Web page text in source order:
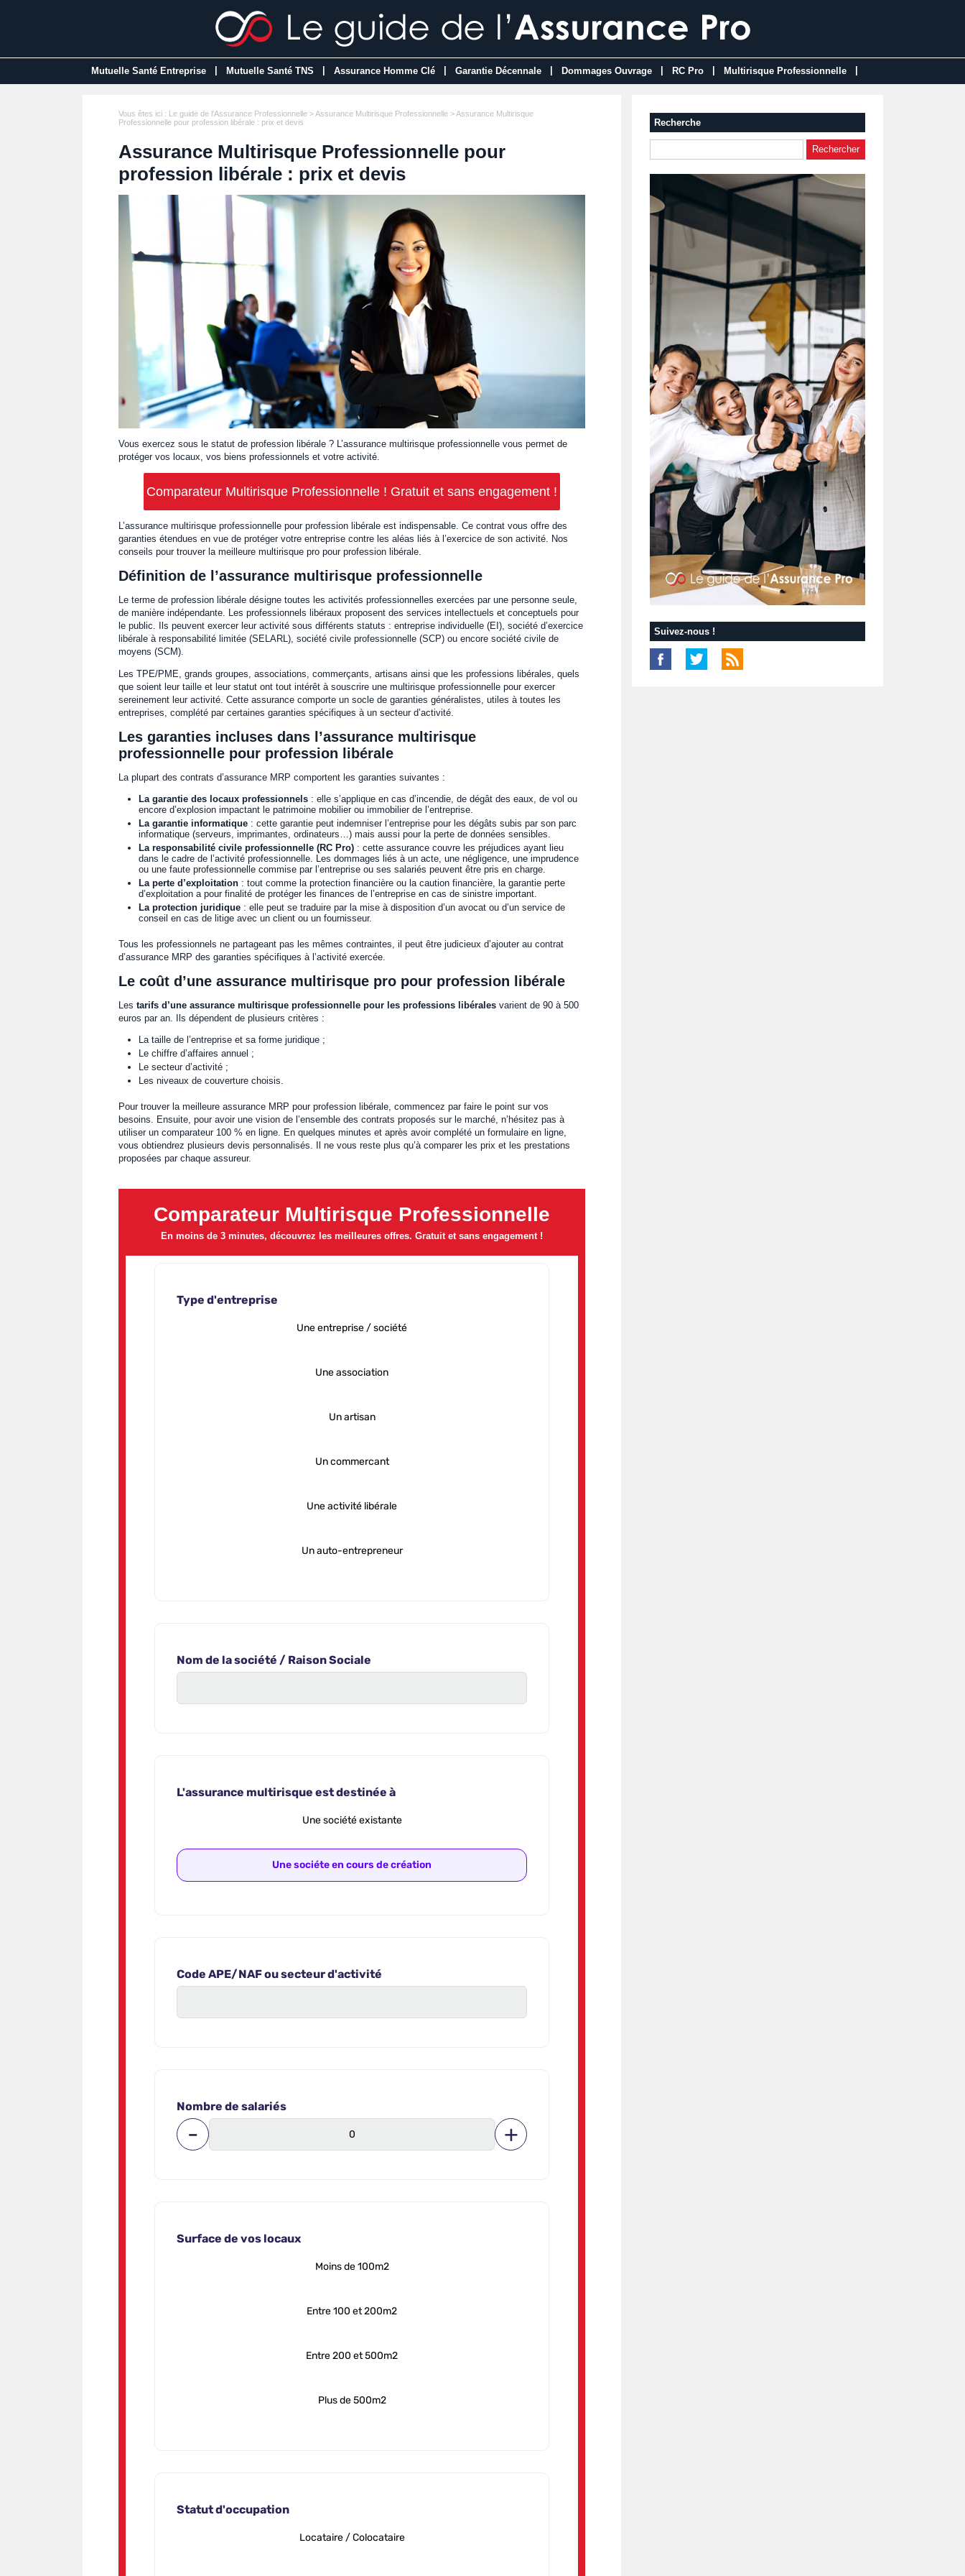
Mutuelle Santé Entreprise Mutuelle Santé TNS Assurance Homme Clé Garantie Décennale Dommages Ouvrage RC Pro Multirisque Professionnelle
Vous êtes ici : Le guide de l'Assurance Professionnelle>Assurance Multirisque Professionnelle> Assurance Multirisque
Professionnelle pour profession libérale : prix et devis
Assurance Multirisque Professionnelle pour
profession libérale : prix et devis
Vous exercez sous le statut de profession libérale ? L’assurance multirisque professionnelle vous permet de
protéger vos locaux, vos biens professionnels et votre activité.
Comparateur Multirisque Professionnelle ! Gratuit et sans engagement !
L’assurance multirisque professionnelle pour profession libérale est indispensable. Ce contrat vous offre des
garanties étendues en vue de protéger votre entreprise contre les aléas liés à l’exercice de son activité. Nos
conseils pour trouver la meilleure multirisque pro pour profession libérale.
Définition de l’assurance multirisque professionnelle
Le terme de profession libérale désigne toutes les activités professionnelles exercées par une personne seule,
de manière indépendante. Les professionnels libéraux proposent des services intellectuels et conceptuels pour
le public. Ils peuvent exercer leur activité sous différents statuts : entreprise individuelle (EI), société d’exercice
libérale à responsabilité limitée (SELARL), société civile professionnelle (SCP) ou encore société civile de
moyens (SCM).
Les TPE/PME, grands groupes, associations, commerçants, artisans ainsi que les professions libérales, quels
que soient leur taille et leur statut ont tout intérêt à souscrire une multirisque professionnelle pour exercer
sereinement leur activité. Cette assurance comporte un socle de garanties généralistes, utiles à toutes les
entreprises, complété par certaines garanties spécifiques à un secteur d’activité.
Les garanties incluses dans l’assurance multirisque
professionnelle pour profession libérale
La plupart des contrats d’assurance MRP comportent les garanties suivantes :
La garantie des locaux professionnels: elle s’applique en cas d’incendie, de dégât des eaux, de vol ou
encore d’explosion impactant le patrimoine mobilier ou immobilier de l’entreprise.
La garantie informatique: cette garantie peut indemniser l’entreprise pour les dégâts subis par son parc
informatique (serveurs, imprimantes, ordinateurs…) mais aussi pour la perte de données sensibles.
La responsabilité civile professionnelle (RC Pro): cette assurance couvre les préjudices ayant lieu
dans le cadre de l’activité professionnelle. Les dommages liés à un acte, une négligence, une imprudence
ou une faute professionnelle commise par l’entreprise ou ses salariés peuvent être pris en charge.
La perte d’exploitation: tout comme la protection financière ou la caution financière, la garantie perte
d’exploitation a pour finalité de protéger les finances de l’entreprise en cas de sinistre important.
La protection juridique: elle peut se traduire par la mise à disposition d’un avocat ou d’un service de
conseil en cas de litige avec un client ou un fournisseur.
Tous les professionnels ne partageant pas les mêmes contraintes, il peut être judicieux d’ajouter au contrat
d’assurance MRP des garanties spécifiques à l’activité exercée.
Le coût d’une assurance multirisque pro pour profession libérale
Les tarifs d’une assurance multirisque professionnelle pour les professions libéralesvarient de 90 à 500
euros par an. Ils dépendent de plusieurs critères :
La taille de l’entreprise et sa forme juridique ;
Le chiffre d’affaires annuel ;
Le secteur d’activité ;
Les niveaux de couverture choisis.
Pour trouver la meilleure assurance MRP pour profession libérale, commencez par faire le point sur vos
besoins. Ensuite, pour avoir une vision de l’ensemble des contrats proposés sur le marché, n’hésitez pas à
utiliser un comparateur 100 % en ligne. En quelques minutes et après avoir complété un formulaire en ligne,
vous obtiendrez plusieurs devis personnalisés. Il ne vous reste plus qu’à comparer les prix et les prestations
proposées par chaque assureur.
Comparateur Multirisque Professionnelle
En moins de 3 minutes, découvrez les meilleures offres. Gratuit et sans engagement !
Recherche
Suivez-nous !